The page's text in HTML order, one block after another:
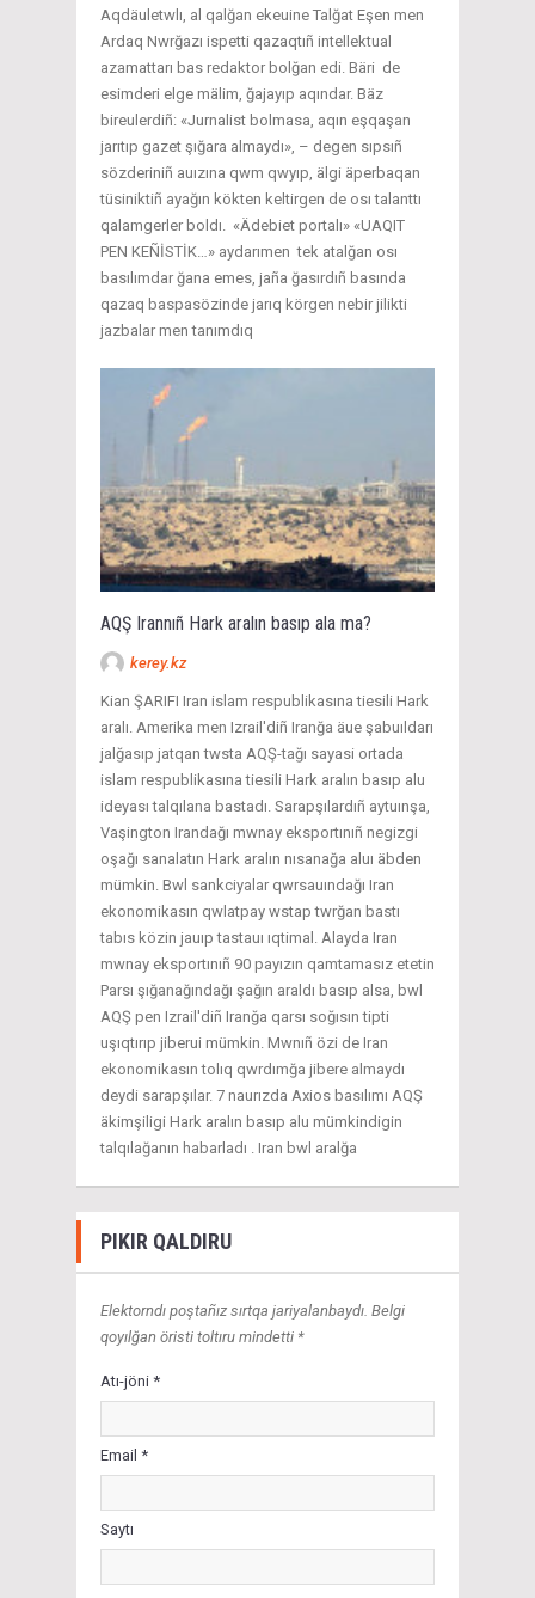
Aqdäuletwlı, al qalğan ekeuine Talğat Eşen men
Ardaq Nwrğazı ispetti qazaqtıñ intellektual
azamattarı bas redaktor bolğan edi. Bäri de
esimderi elge mälim, ğajayıp aqındar. Bäz
bireulerdiñ: «Jurnalist bolmasa, aqın eşqaşan
jarıtıp gazet şığara almaydı», – degen sıpsıñ
sözderiniñ auızına qwm qwyıp, älgi äperbaqan
tüsiniktiñ ayağın kökten keltirgen de osı talanttı
qalamgerler boldı. «Ädebiet portalı» «UAQIT
PEN KEÑİSTİK…» aydarımen tek atalğan osı
basılımdar ğana emes, jaña ğasırdıñ basında
qazaq baspasözinde jarıq körgen nebir jilikti
jazbalar men tanımdıq
AQŞ Irannıñ Hark aralın basıp ala ma?
kerey.kz
Kian ŞARIFI Iran islam respublikasına tiesili Hark
aralı. Amerika men Izrail'diñ Iranğa äue şabuıldarı
jalğasıp jatqan twsta AQŞ-tağı sayasi ortada
islam respublikasına tiesili Hark aralın basıp alu
ideyası talqılana bastadı. Sarapşılardıñ aytuınşa,
Vaşington Irandağı mwnay eksportınıñ negizgi
oşağı sanalatın Hark aralın nısanağa aluı äbden
mümkin. Bwl sankciyalar qwrsauındağı Iran
ekonomikasın qwlatpay wstap twrğan bastı
tabıs közin jauıp tastauı ıqtimal. Alayda Iran
mwnay eksportınıñ 90 payızın qamtamasız etetin
Parsı şığanağındağı şağın araldı basıp alsa, bwl
AQŞ pen Izrail'diñ Iranğa qarsı soğısın tipti
uşıqtırıp jiberui mümkin. Mwnıñ özi de Iran
ekonomikasın tolıq qwrdımğa jibere almaydı
deydi sarapşılar. 7 naurızda Axios basılımı AQŞ
äkimşiligi Hark aralın basıp alu mümkindigin
talqılağanın habarladı . Iran bwl aralğa
PIKIR QALDIRU
Elektorndı poştañız sırtqa jariyalanbaydı. Belgi
qoyılğan öristi toltıru mindetti *
Atı-jöni *
Email *
Saytı